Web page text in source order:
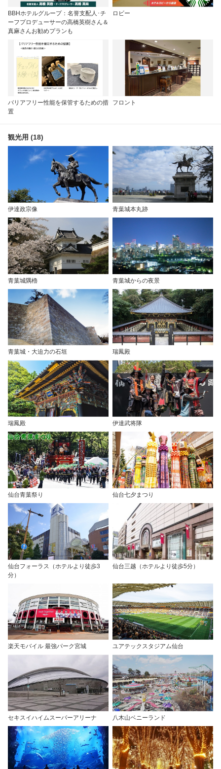
BBHホテルグループ：名誉支配人･チ
ーフプロデューサーの高橋英樹さん＆
真麻さんお勧めプランも
ロビー
バリアフリー性能を保管するための措
置
フロント
観光用 (18)
伊達政宗像 青葉城本丸跡
青葉城隅櫓 青葉城からの夜景
青葉城・大迫力の石垣 瑞鳳殿
瑞鳳殿 伊達武将隊
仙台青葉祭り 仙台七夕まつり
仙台フォーラス（ホテルより徒歩3
分）
仙台三越（ホテルより徒歩5分）
楽天モバイル 最強パーク宮城 ユアテックスタジアム仙台
セキスイハイムスーパーアリーナ 八木山ベニーランド